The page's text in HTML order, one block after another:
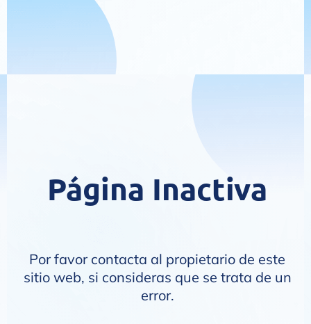
Página Inactiva
Por favor contacta al propietario de este
sitio web, si consideras que se trata de un
error.